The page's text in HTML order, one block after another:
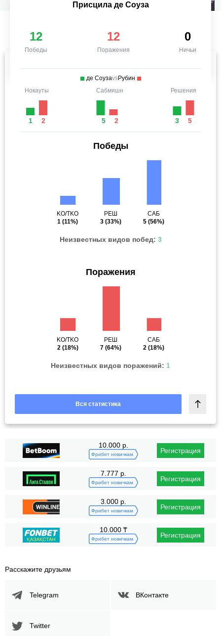
Присцила де Соуза
12
Победы
12
Поражения
0
Ничьи
де СоузаvsРубин
Нокауты
1 2
Сабмишн
5 2
Решения
3 5
Победы
KO/TKO
1 (11%)
РЕШ
3 (33%)
САБ
5 (56%)
Неизвестных видов побед: 3
Поражения
KO/TKO
2(18%)
РЕШ
7 (64%)
САБ
2 (18%)
Неизвестных видов поражений: 1
Вся статистика
10.000 р.
Фрибет новичкам Регистрация
7.777 р.
Фрибет новичкам Регистрация
3.000 р.
Фрибет новичкам Регистрация
10.000 ₸
Фрибет новичкам Регистрация
Расскажите друзьям
Telegram ВКонтакте
Twitter